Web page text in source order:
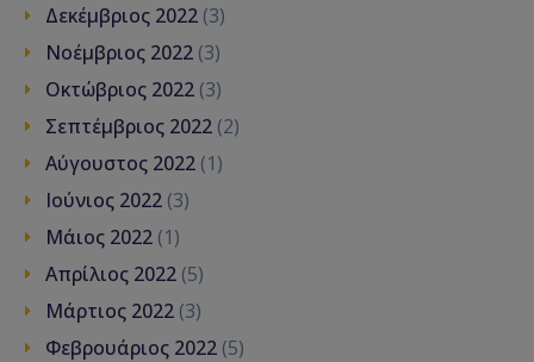
Δεκέμβριος 2022 (3)
Νοέμβριος 2022 (3)
Οκτώβριος 2022 (3)
Σεπτέμβριος 2022 (2)
Αύγουστος 2022 (1)
Ιούνιος 2022 (3)
Μάιος 2022 (1)
Απρίλιος 2022 (5)
Μάρτιος 2022 (3)
Φεβρουάριος 2022 (5)